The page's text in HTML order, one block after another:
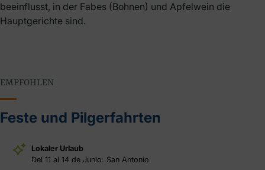
beeinflusst, in der Fabes (Bohnen) und Apfelwein die
Hauptgerichte sind.
EMPFOHLEN
Feste und Pilgerfahrten
Lokaler Urlaub
Del 11 al 14 de Junio: San Antonio